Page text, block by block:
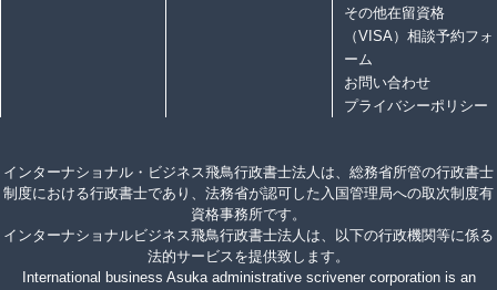
その他在留資格
（VISA）相談予約フォ
ーム
お問い合わせ
プライバシーポリシー
インターナショナル・ビジネス飛鳥行政書士法人は、総務省所管の行政書士
制度における行政書士であり、法務省が認可した入国管理局への取次制度有
資格事務所です。
インターナショナルビジネス飛鳥行政書士法人は、以下の行政機関等に係る
法的サービスを提供致します。
International business Asuka administrative scrivener corporation is an